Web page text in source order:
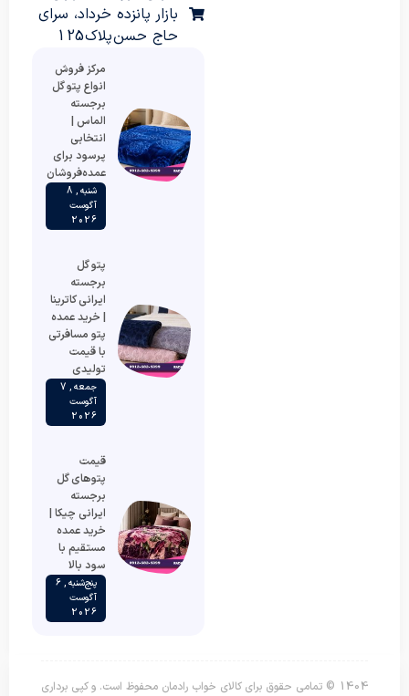
بازار پانزده خرداد، سرای
حاج حسن پلاک 125
مرکز فروش
انواع پتو گل
برجسته
الماس |
انتخابی
پرسود برای
عمده‌فروشان
شنبه , 8
آگوست
2026
پتو گل
برجسته
ایرانی کاترینا
| خرید عمده
پتو مسافرتی
با قیمت
تولیدی
جمعه , 7
آگوست
2026
قیمت
پتوهای گل
برجسته
ایرانی چیکا |
خرید عمده
مستقیم با
سود بالا
پنج‌شنبه , 6
آگوست
2026
1404 © تمامی حقوق برای کالای خواب رادمان محفوظ است. و کپی برداری